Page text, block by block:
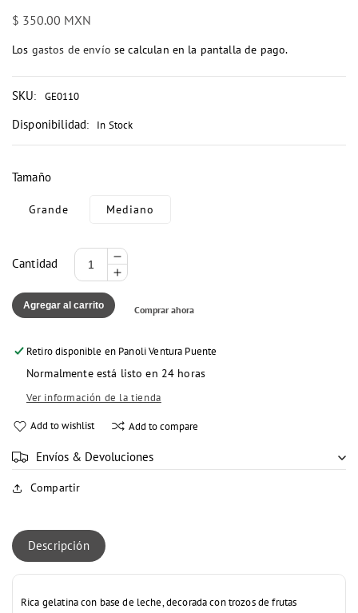
Precio
$ 350.00 MXN
Los gastos de envío se calculan en la pantalla de pago.
SKU: GE0110
Disponibilidad: In Stock
Tamaño
Grande Mediano
Cantidad
Reducir
cantidad
GELATINA
GRANDE
Aumentar
para
FRUTAS
PZ
Agregar al carrito Comprar ahora
Retiro disponible en Panoli Ventura Puente
Normalmente está listo en 24 horas
Ver información de la tienda
Add to wishlist Add to compare
Envíos & Devoluciones
Compartir
Descripción
Rica gelatina con base de leche, decorada con trozos de frutas